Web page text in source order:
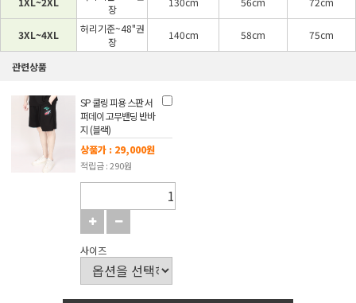
장
3XL~4XL
허리기준~48"권
장
140cm 58cm 75cm
관련상품
SP 쿨링 피용 스판 서
퍼데이 고무밴딩 반바
지 (블랙)
상품가 : 29,000원
적립금 : 290원
사이즈